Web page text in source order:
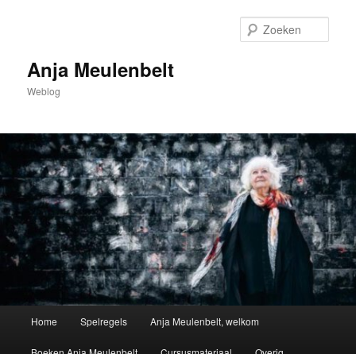
inhoudAnja Meulenbelt
Weblog
Home Spelregels Anja Meulenbelt, welkom